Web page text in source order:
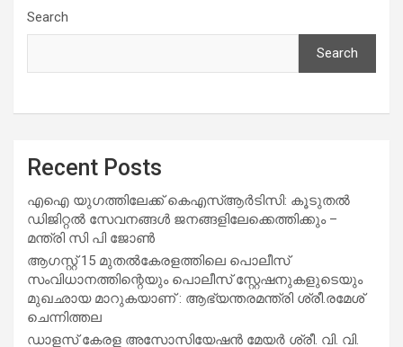
Search
Search
Recent Posts
എഐ യുഗത്തിലേക്ക് കെഎസ്ആർടിസി: കൂടുതൽ
ഡിജിറ്റൽ സേവനങ്ങൾ ജനങ്ങളിലേക്കെത്തിക്കും –
മന്ത്രി സി പി ജോൺ
ആഗസ്റ്റ് 15 മുതല്‍കേരളത്തിലെ പൊലീസ്
സംവിധാനത്തിന്റെയും പൊലീസ് സ്റ്റേഷനുകളുടെയും
മുഖഛായ മാറുകയാണ് : ആഭ്യന്തരമന്ത്രി ശ്രീ.രമേശ്
ചെന്നിത്തല
ഡാളസ് കേരള അസോസിയേഷൻ മേയർ ശ്രീ. വി. വി.